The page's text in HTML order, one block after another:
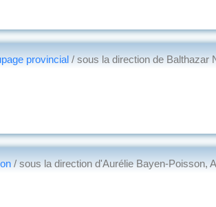
provincial / sous la direction de Balthazar
/ sous la direction d'Aurélie Bayen-Poisson,